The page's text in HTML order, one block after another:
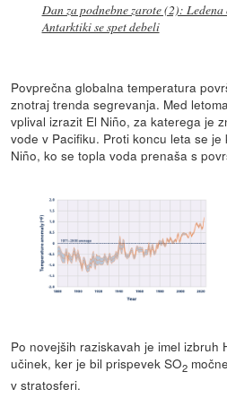
Dan za podnebne zarote (2):
Antarktiki se spet debeli
Povprečna globalna temperatura
znotraj trenda segrevanja. Med
vplival izrazit El Niño, za katerega je
vode v Pacifiku. Proti koncu leta se
Niño, ko se topla voda prenaša s
Po novejših raziskavah je imel izbruh
učinek, ker je bil prispevek SO2
v stratosferi.